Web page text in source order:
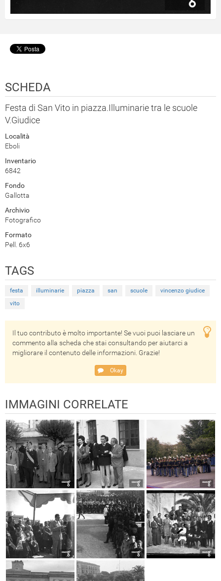
SCHEDA
Festa di San Vito in piazza.Illuminarie tra le scuole
V.Giudice
Località
Eboli
Inventario
6842
Fondo
Gallotta
Archivio
Fotografico
Formato
Pell. 6x6
TAGS
festa illuminarie piazza san scuole
vincenzo giudice
vito
Il tuo contributo è molto importante! Se vuoi puoi lasciare un
commento alla scheda che stai consultando per aiutarci a
migliorare il contenuto delle informazioni. Grazie!
Okay
IMMAGINI CORRELATE